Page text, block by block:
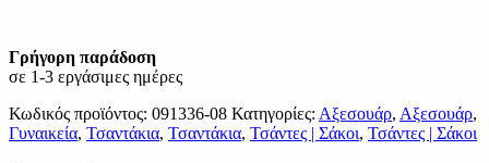
ποσότητα
Γρήγορη παράδοση
σε 1-3 εργάσιμες ημέρες
Κωδικός προϊόντος: 091336-08 Κατηγορίες: Αξεσουάρ, Αξεσουάρ,
Γυναικεία, Τσαντάκια, Τσαντάκια, Τσάντες | Σάκοι, Τσάντες | Σάκοι